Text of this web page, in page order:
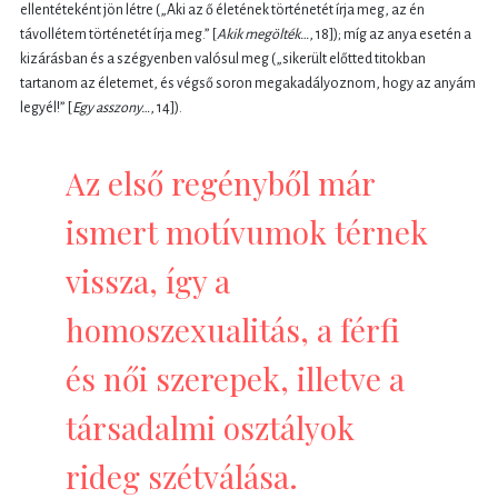
ellentéteként jön létre („Aki az ő életének történetét írja meg, az én
távollétem történetét írja meg.” [Akik megölték… , 18]); míg az anya esetén a
kizárásban és a szégyenben valósul meg („sikerült előtted titokban
tartanom az életemet, és végső soron megakadályoznom, hogy az anyám
legyél!” [Egy asszony… , 14]).
Az első regényből már
ismert motívumok térnek
vissza, így a
homoszexualitás, a férfi
és női szerepek, illetve a
társadalmi osztályok
rideg szétválása.